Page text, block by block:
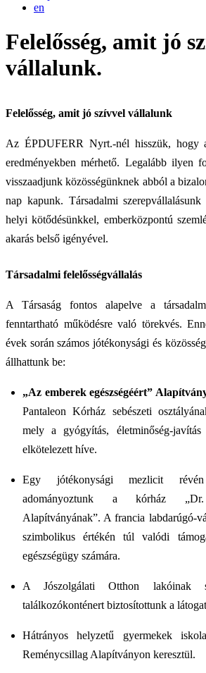
en
Felelősség, amit jó
vállalunk.
Felelősség, amit jó szívvel vállalunk
Az ÉPDUFERR Nyrt.-nél hisszük, hogy
eredményekben mérhető. Legalább ilyen
visszaadjunk közösségünknek abból a
nap kapunk. Társadalmi szerepvállalásunk
helyi kötődésünkkel, emberközpontú
akarás belső igényével.
Társadalmi felelősségvállalás
A Társaság fontos alapelve a
fenntartható működésre való törekvés.
évek során számos jótékonysági és
állhattunk be:
„Az emberek egészségéért”
Pantaleon Kórház sebészeti
mely a gyógyítás, életminőség-
elkötelezett híve.
Egy jótékonysági mezlicit
adományoztunk a kórház
Alapítványának”. A francia labdarúgó-
szimbolikus értékén túl valódi
egészségügy számára.
A Jószolgálati Otthon lakóinak
találkozókonténert biztosítottunk a
Hátrányos helyzetű gyermekek
Reménycsillag Alapítványon keresztül.